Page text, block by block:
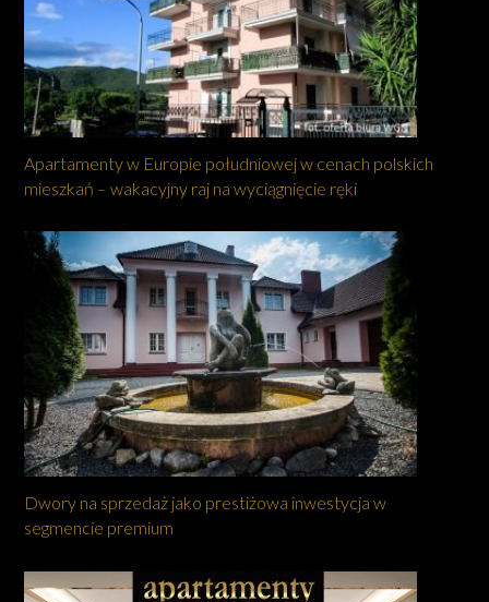
Apartamenty w Europie południowej w cenach polskich
mieszkań – wakacyjny raj na wyciągnięcie ręki
Dwory na sprzedaż jako prestiżowa inwestycja w
segmencie premium